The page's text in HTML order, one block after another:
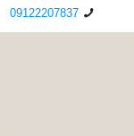
09122207837